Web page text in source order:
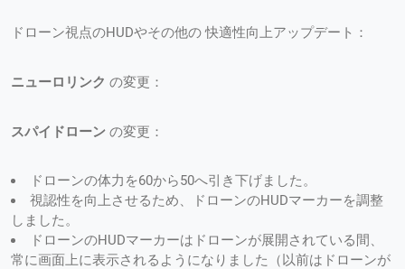
ドローン視点のHUDやその他の 快適性向上アップデート：
ニューロリンク の変更：
スパイドローン の変更：
ドローンの体力を60から50へ引き下げました。
視認性を向上させるため、ドローンのHUDマーカーを調整
しました。
ドローンのHUDマーカーはドローンが展開されている間、
常に画面上に表示されるようになりました（以前はドローンが